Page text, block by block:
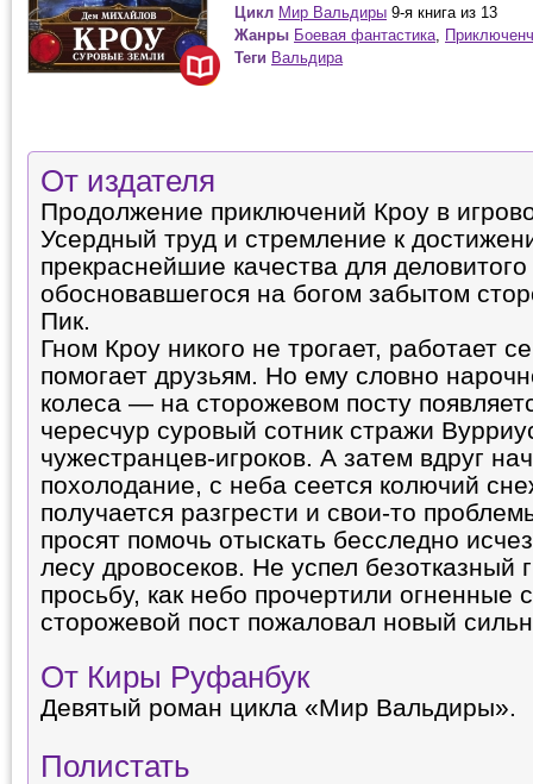
Цикл Мир Вальдиры 9-я книга из 13
Жанры Боевая фантастика,
Теги Вальдира
От издателя
Продолжение приключений Кроу в
Усердный труд и стремление к
прекраснейшие качества для
обосновавшегося на богом забытом
Пик.
Гном Кроу никого не трогает, работает
помогает друзьям. Но ему словно
колеса — на сторожевом посту
чересчур суровый сотник стражи
чужестранцев-игроков. А затем вдруг
похолодание, с неба сеется колючий
получается разгрести и свои-то
просят помочь отыскать бесследно
лесу дровосеков. Не успел безотказный
просьбу, как небо прочертили
сторожевой пост пожаловал новый
От Киры Руфанбук
Девятый роман цикла «Мир Вальдиры».
Полистать